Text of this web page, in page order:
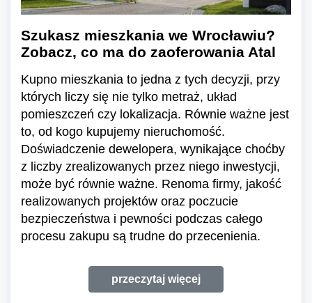
Szukasz mieszkania we Wrocławiu?
Zobacz, co ma do zaoferowania Atal
Kupno mieszkania to jedna z tych decyzji, przy
których liczy się nie tylko metraż, układ
pomieszczeń czy lokalizacja. Równie ważne jest
to, od kogo kupujemy nieruchomość.
Doświadczenie dewelopera, wynikające choćby
z liczby zrealizowanych przez niego inwestycji,
może być równie ważne. Renoma firmy, jakość
realizowanych projektów oraz poczucie
bezpieczeństwa i pewności podczas całego
procesu zakupu są trudne do przecenienia.
przeczytaj więcej